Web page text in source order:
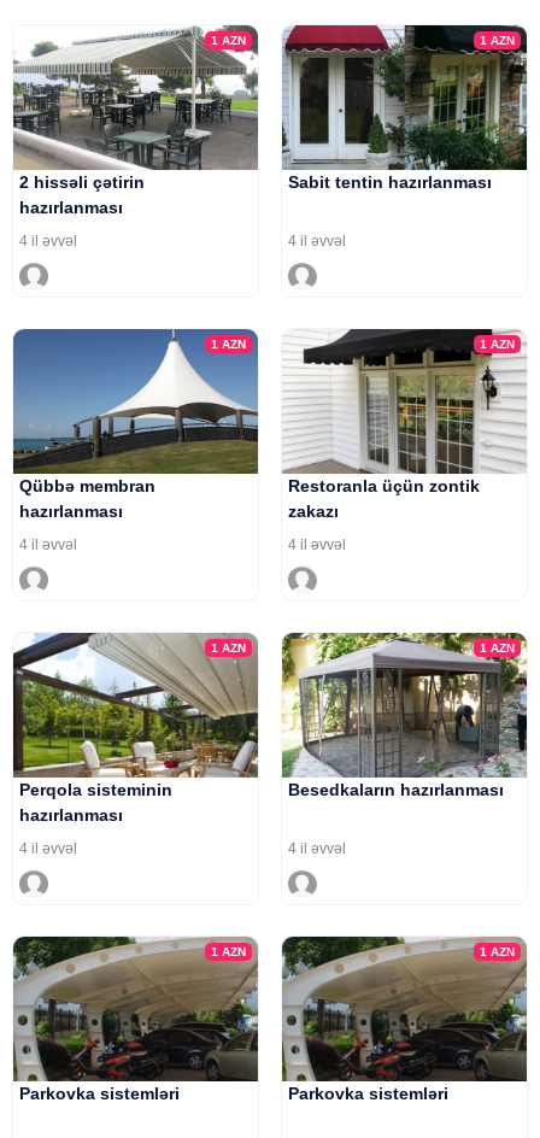
1AZN
2 hissəli çətirin
hazırlanması
4 il əvvəl
1 AZN
Sabit tentin hazırlanması
4 il əvvəl
1AZN
Qübbə membran
hazırlanması
4 il əvvəl
1 AZN
Restoranla üçün zontik
zakazı
4 il əvvəl
1AZN
Perqola sisteminin
hazırlanması
4 il əvvəl
1 AZN
Besedkaların hazırlanması
4 il əvvəl
1AZN
Parkovka sistemləri
1 AZN
Parkovka sistemləri